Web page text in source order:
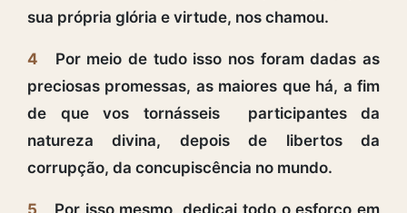
sua própria glória e virtude, nos chamou.
4
Por meio de tudo isso nos foram dadas as
preciosas promessas, as maiores que há, a fim
de que vos tornásseis participantes da
natureza divina, depois de libertos da
corrupção, da concupiscência no mundo.
5
Por isso mesmo, dedicai todo o esforço em